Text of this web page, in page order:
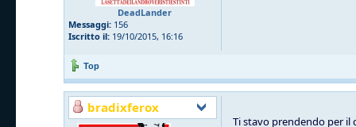
DeadLander
Messaggi: 156
Iscritto il: 19/10/2015, 16:16
Top
bradixferox
Ti stavo prendendo per il